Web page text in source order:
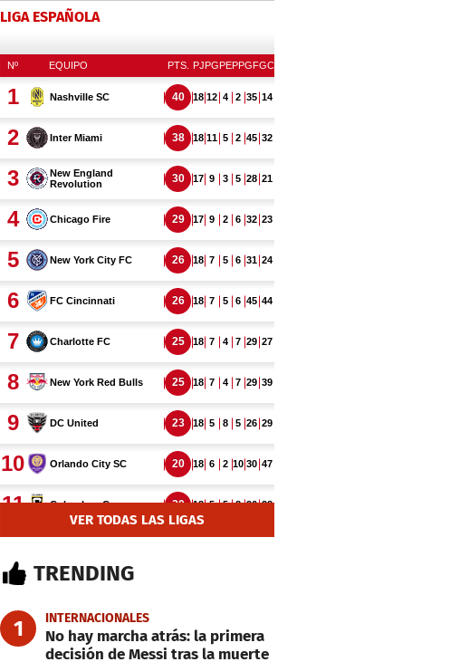
LIGA ESPAÑOLA
VER TODAS LAS LIGAS
TRENDING
1 INTERNACIONALES
No hay marcha atrás: la primera
decisión de Messi tras la muerte